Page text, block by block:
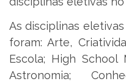
As disciplinas
foram: Arte,
Escola; High School
Astronomia;